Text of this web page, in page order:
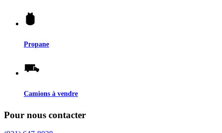
Propane
Camions à vendre
Pour nous contacter